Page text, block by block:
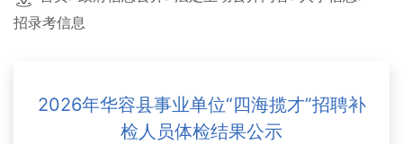
招录考信息
2026年华容县事业单位“四海揽才”招聘补
检人员体检结果公示